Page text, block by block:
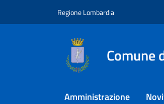
Regione Lombardia
Comune
Amministrazione